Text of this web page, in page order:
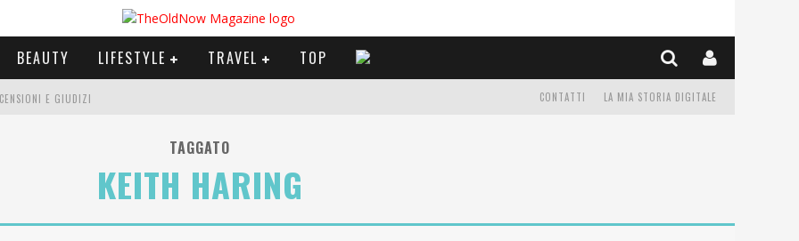
BEAUTY LIFESTYLE TRAVEL TOP
E GIUDIZI LA MIA STORIA DIGITALE
CONTATTI
TAGGATO
KEITH HARING